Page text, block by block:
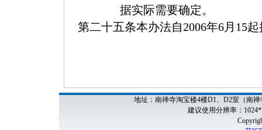
据实际需要确定。
第二十五条本办法自2006年6月15
地址：南禅寺淘宝楼4楼D1、D2室（南
建议使用分辨率：